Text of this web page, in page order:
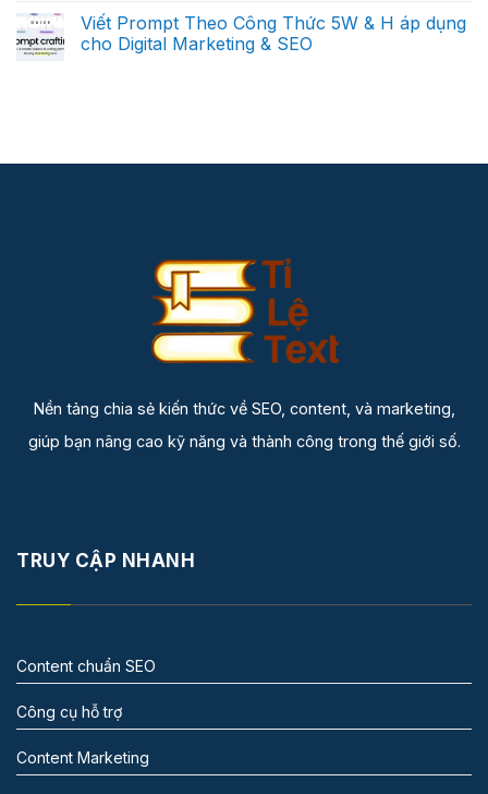
Viết Prompt Theo Công Thức 5W & H áp dụng
cho Digital Marketing & SEO
Nền tảng chia sẻ kiến thức về SEO, content, và marketing,
giúp bạn nâng cao kỹ năng và thành công trong thế giới số.
TRUY CẬP NHANH
Content chuẩn SEO
Công cụ hỗ trợ
Content Marketing